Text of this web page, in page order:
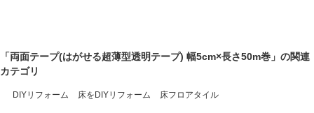
「両面テープ(はがせる超薄型透明テープ) 幅5cm×長さ50m巻」の関連
カテゴリ
DIYリフォーム 床をDIYリフォーム 床フロアタイル